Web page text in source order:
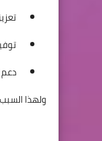
دعم
ولهذا